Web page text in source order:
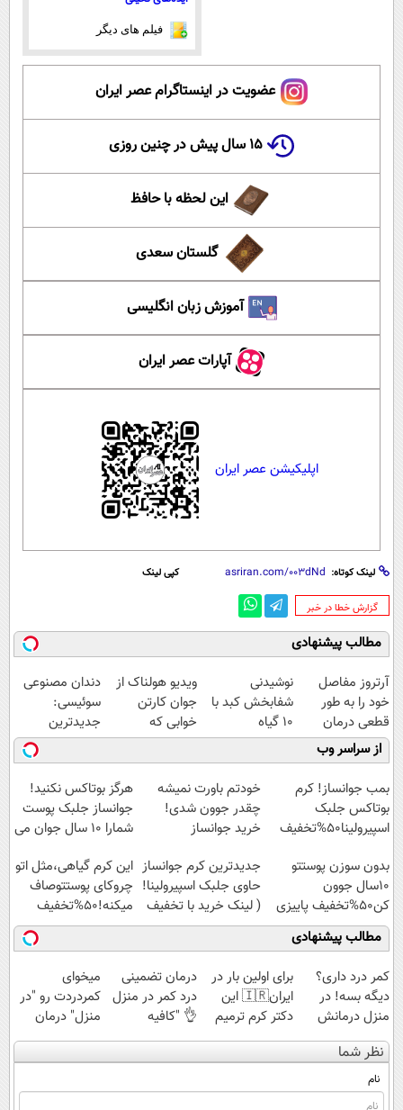
فیلم های دیگر
عضویت در اینستاگرام عصر ایران
۱۵ سال پیش در چنین روزی
این لحظه با حافظ
گلستان سعدی
آموزش زبان انگلیسی
آپارات عصر ایران
اپلیکیشن عصر ایران
لینک کوتاه: کپی لینک
‌گزارش خطا در خبر
مطالب پیشنهادی
آرتروز مفاصل
خود را به طور
قطعی درمان
کنید!
◗پرسش‌نامه◖
نوشیدنی
شفابخش کبد با
10 گیاه
موثر(تخفیف تا
امشب)
ویدیو هولناک از
جوان کارتن
خوابی که
میلیاردر شد.
آموزش رایگان
دندان مصنوعی
سوئیسی:
جدیدترین
فناوری اروپا،
سبک و مقاوم |
پرداخت قسطی
از سراسر وب
بمب جوانساز! کرم
بوتاکس جلبک
اسپیرولینا50%تخفیف
خودتم باورت نمیشه
چقدر جوون شدی!
خرید جوانساز
ویژه
هرگز بوتاکس نکنید!
جوانساز جلبک پوست
شمارا ۱۰ سال جوان می
بدون سوزن پوستتو
10سال جوون
کن50%تخفیف پاییزی
جدیدترین کرم جوانساز
حاوی جلبک اسپیرولینا!
( لینک خرید با تخفیف
ویژه)
این کرم گیاهی،مثل اتو
چروکای پوستتوصاف
میکنه!50%تخفیف
مطالب پیشنهادی
کمر درد داری؟
دیگه بسه! در
منزل درمانش
کن
(◀پرسش‌نامه)
برای اولین بار در
ایران🇮🇷 این
دکتر کرم ترمیم
کننده 23 روزه
ساخت!
درمان تضمینی
درد کمر در منزل
👌 "کافیه
پرسش‌نامه رو پر
کنی"
میخوای
کمردردت رو "در
منزل" درمان
کنی؟ (◂فیلم +
◂پرسش‌نامه)
نظر شما
نام